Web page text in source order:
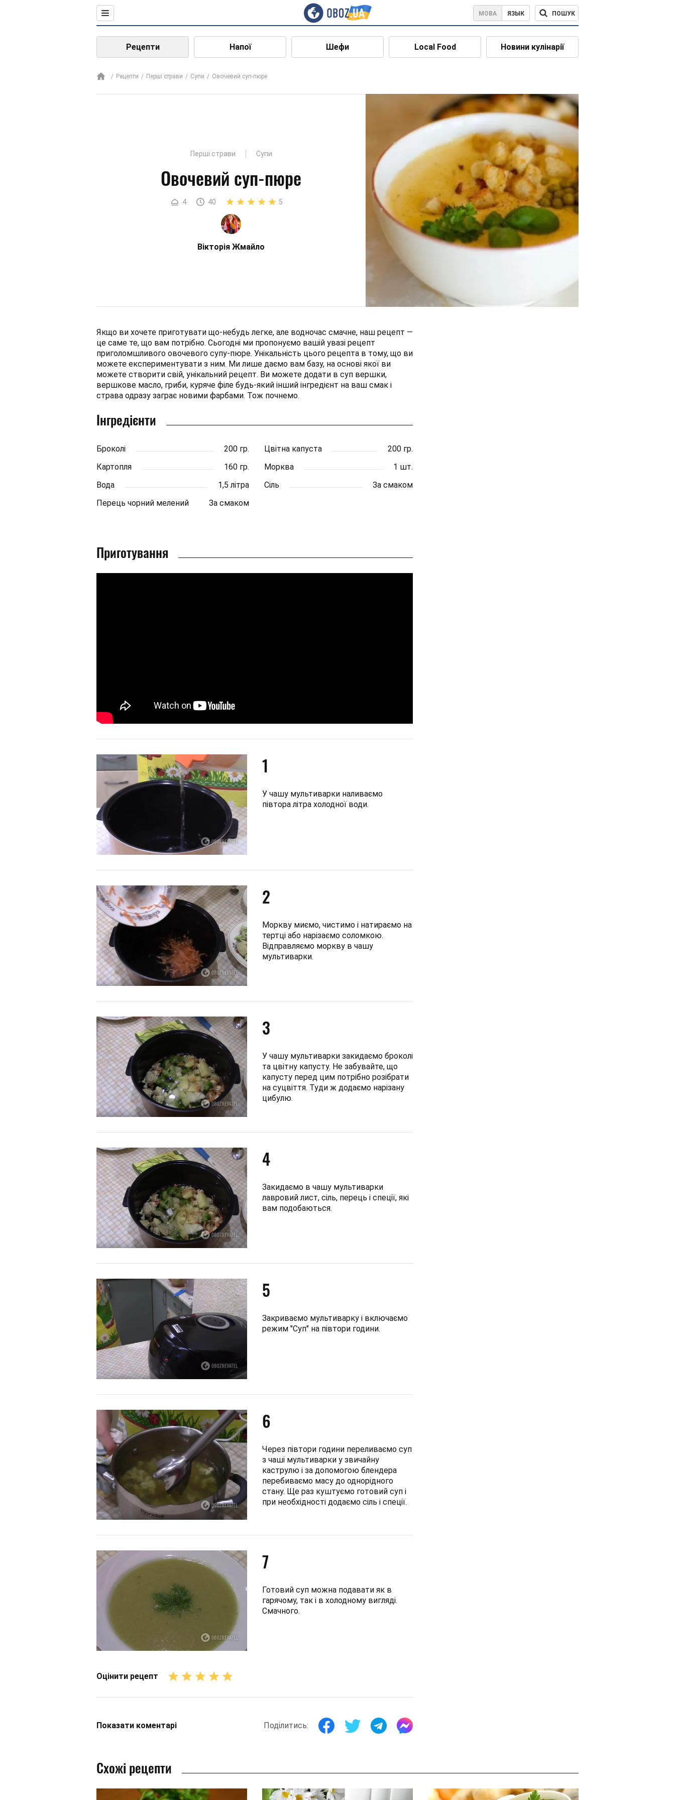
МОВА ЯЗЫК ПОШУК
Рецепти Напої Шефи Local Food Новини кулінарії
Рецепти Перші страви Супи Овочевий суп-пюре
Перші страви Супи
Овочевий суп-пюре
4 40 5
Вікторія Жмайло
Якщо ви хочете приготувати що-небудь легке, але водночас смачне, наш рецепт —
це саме те, що вам потрібно. Сьогодні ми пропонуємо вашій увазі рецепт
приголомшливого овочевого супу-пюре. Унікальність цього рецепта в тому, що ви
можете експериментувати з ним. Ми лише даємо вам базу, на основі якої ви
можете створити свій, унікальний рецепт. Ви можете додати в суп вершки,
вершкове масло, гриби, куряче філе будь-який інший інгредієнт на ваш смак і
страва одразу заграє новими фарбами. Тож почнемо.
Інгредієнти
Броколі 200 гр. Цвітна капуста
200 гр.
Картопля
160 гр. Морква
1 шт.
Вода
1,5 літра Сіль
За смаком
Перець чорний мелений
За смаком
Приготування
1
У чашу мультиварки наливаємо
півтора літра холодної води.
2
Моркву миємо, чистимо і натираємо на
тертці або нарізаємо соломкою.
Відправляємо моркву в чашу
мультиварки.
3
У чашу мультиварки закидаємо броколі
та цвітну капусту. Не забувайте, що
капусту перед цим потрібно розібрати
на суцвіття. Туди ж додаємо нарізану
цибулю.
4
Закидаємо в чашу мультиварки
лавровий лист, сіль, перець і спеції, які
вам подобаються.
5
Закриваємо мультиварку і включаємо
режим "Суп" на півтори години.
6
Через півтори години переливаємо суп
з чаші мультиварки у звичайну
каструлю і за допомогою блендера
перебиваємо масу до однорідного
стану. Ще раз куштуємо готовий суп і
при необхідності додаємо сіль і спеції.
7
Готовий суп можна подавати як в
гарячому, так і в холодному вигляді.
Смачного.
Оцінити рецепт
Показати коментарі Поділитись:
Схожі рецепти